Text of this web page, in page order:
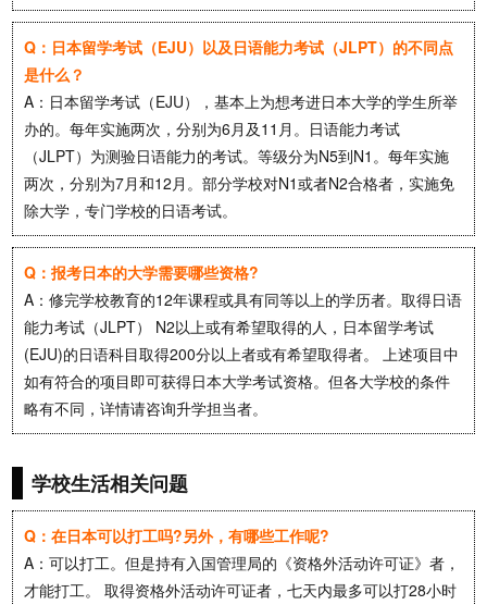
Q：日本留学考试（EJU）以及日语能力考试（JLPT）的不同点
是什么？
A：日本留学考试（EJU），基本上为想考进日本大学的学生所举
办的。每年实施两次，分别为6月及11月。日语能力考试
（JLPT）为测验日语能力的考试。等级分为N5到N1。每年实施
两次，分别为7月和12月。部分学校对N1或者N2合格者，实施免
除大学，专门学校的日语考试。
Q：报考日本的大学需要哪些资格?
A：修完学校教育的12年课程或具有同等以上的学历者。取得日语
能力考试（JLPT） N2以上或有希望取得的人，日本留学考试
(EJU)的日语科目取得200分以上者或有希望取得者。 上述项目中
如有符合的项目即可获得日本大学考试资格。但各大学校的条件
略有不同，详情请咨询升学担当者。
学校生活相关问题
Q：在日本可以打工吗?另外，有哪些工作呢?
A：可以打工。但是持有入国管理局的《资格外活动许可证》者，
才能打工。 取得资格外活动许可证者，七天内最多可以打28小时